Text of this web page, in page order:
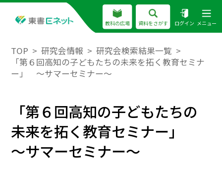
教科の広場 資料をさがす ログイン メニュー
TOP 研究会情報
研究会検索結果一覧
「第６回高知の子どもたちの未来を拓く教育セミナ
ー」 ～サマーセミナー～
「第６回高知の子どもたちの
未来を拓く教育セミナー」
～サマーセミナー～